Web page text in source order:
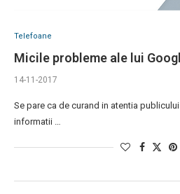
Telefoane
Micile probleme ale lui
14-11-2017
Se pare ca de curand in atentia
informatii …